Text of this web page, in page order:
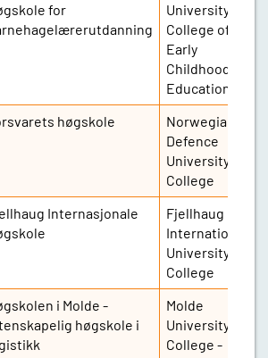
for
University
College of
Early
Childhood
Education
høgskole
Norwegian
Defence
University
College
Internasjonale
Fjellhaug
International
University
College
i Molde -
høgskole i
Molde
University
College -